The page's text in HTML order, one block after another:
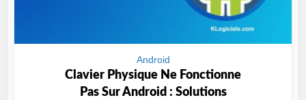
Android
Clavier Physique Ne Fonctionne
Pas Sur Android : Solutions